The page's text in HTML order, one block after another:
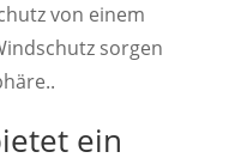
von einem
sorgen
ein